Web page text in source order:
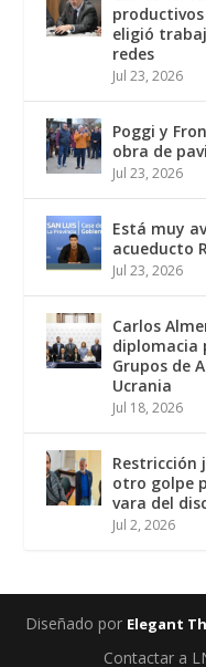
eligió
redes
Jul 23, 2026
Poggi y
obra de
Jul 23, 2026
Está muy
acueducto
Jul 23, 2026
Carlos
diplomacia
Grupos de
Ucrania
Jul 18, 2026
Restricción
otro golpe
vara del
Jul 2, 2026
Diseñado por Elegant
Contactar a